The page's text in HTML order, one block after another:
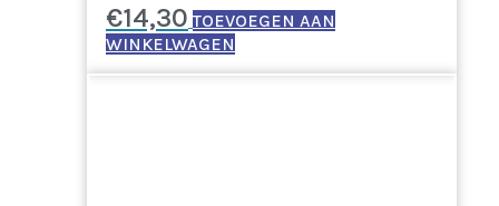
€14,30 TOEVOEGEN AAN
WINKELWAGEN